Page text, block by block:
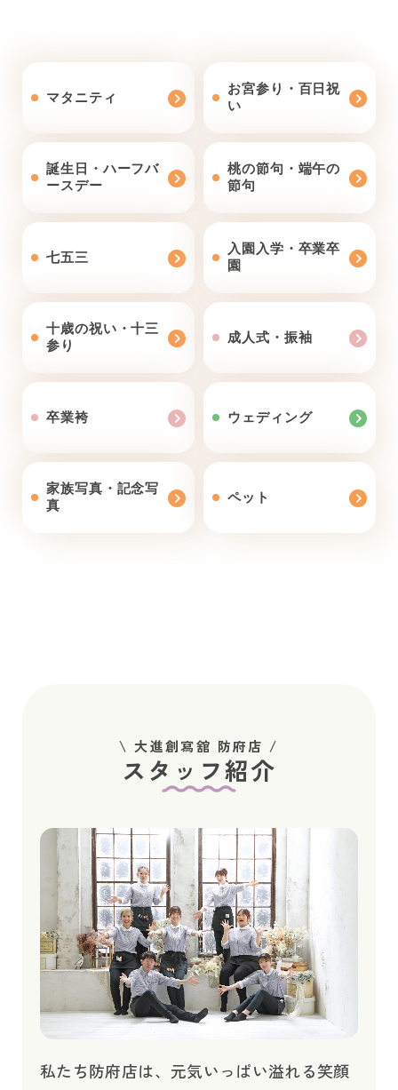
マタニティ
お宮参り・百日祝
い
誕生日・ハーフバ
ースデー
桃の節句・端午の
節句
七五三
入園入学・卒業卒
園
十歳の祝い・十三
参り
成人式・振袖
卒業袴 ウェディング
家族写真・記念写
真
ペット
\ 大進創寫舘 防府店 /
スタッフ紹介
私たち防府店は、元気いっぱい溢れる笑顔